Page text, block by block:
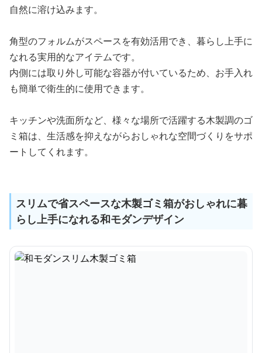
自然に溶け込みます。
角型のフォルムがスペースを有効活用でき、暮らし上手に
なれる実用的なアイテムです。
内側には取り外し可能な容器が付いているため、お手入れ
も簡単で衛生的に使用できます。
キッチンや洗面所など、様々な場所で活躍する木製調のゴ
ミ箱は、生活感を抑えながらおしゃれな空間づくりをサポ
ートしてくれます。
スリムで省スペースな木製ゴミ箱がおしゃれに暮
らし上手になれる和モダンデザイン